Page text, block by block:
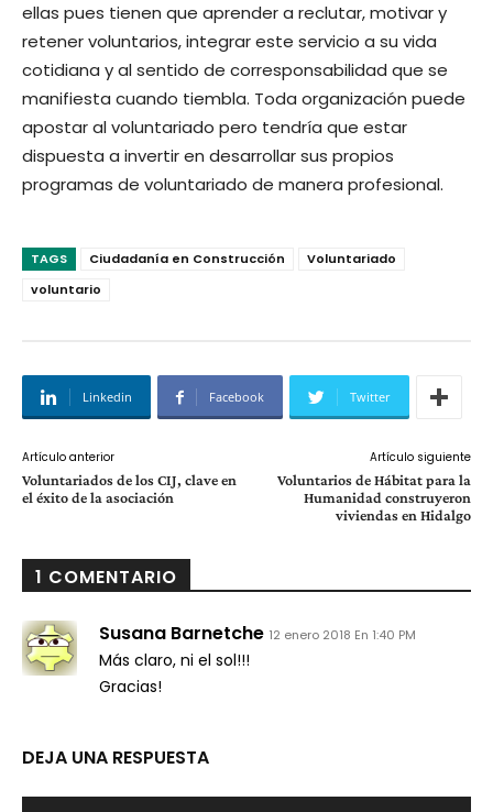
ellas pues tienen que aprender a reclutar, motivar y
retener voluntarios, integrar este servicio a su vida
cotidiana y al sentido de corresponsabilidad que se
manifiesta cuando tiembla. Toda organización puede
apostar al voluntariado pero tendría que estar
dispuesta a invertir en desarrollar sus propios
programas de voluntariado de manera profesional.
TAGS Ciudadanía en Construcción
Voluntariado
voluntario
Linkedin Facebook Twitter
Artículo anterior
Voluntariados de los CIJ, clave en
el éxito de la asociación
Artículo siguiente
Voluntarios de Hábitat para la
Humanidad construyeron
viviendas en Hidalgo
1 COMENTARIO
Susana Barnetche 12 enero 2018 En 1:40 PM
Más claro, ni el sol!!!
Gracias!
DEJA UNA RESPUESTA